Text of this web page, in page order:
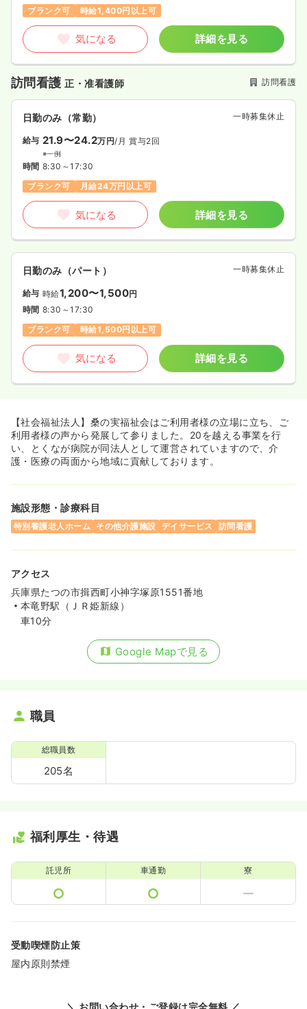
ブランク可
時給1,400円以上可
気になる 詳細を見る
訪問看護正・准看護師 訪問看護
日勤のみ（常勤） 一時募集休止
給与 21.9〜24.2万円/月 賞与2回
※一例
時間 8:30～17:30
ブランク可
月給24万円以上可
気になる 詳細を見る
日勤のみ（パート） 一時募集休止
給与 時給1,200〜1,500円
時間 8:30～17:30
ブランク可
時給1,500円以上可
気になる 詳細を見る
【社会福祉法人】桑の実福祉会はご利用者様の立場に立ち、ご
利用者様の声から発展して参りました。20を越える事業を行
い、とくなが病院が同法人として運営されていますので、介
護・医療の両面から地域に貢献しております。
施設形態・診療科目
特別養護老人ホーム その他介護施設 デイサービス 訪問看護
アクセス
兵庫県たつの市揖西町小神字塚原1551番地
本竜野駅（ＪＲ姫新線）
車10分
Google Mapで見る
職員
総職員数
205名
福利厚生・待遇
託児所 車通勤 寮
受動喫煙防止策
屋内原則禁煙
＼ お問い合わせ・ご登録は完全無料 ／